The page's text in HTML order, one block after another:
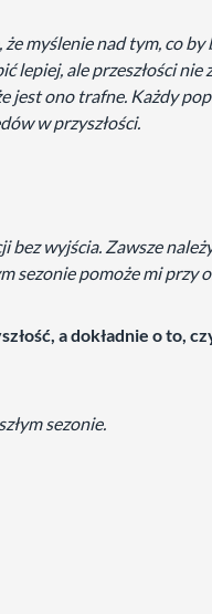
myślenie nad tym, co
lepiej, ale przeszłości
jest ono trafne. Każdy
w przyszłości.
bez wyjścia. Zawsze
sezonie pomoże mi przy
a dokładnie o to,
sezonie.